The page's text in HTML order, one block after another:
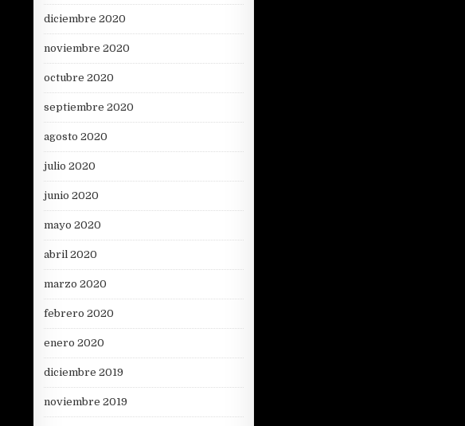
diciembre 2020
noviembre 2020
octubre 2020
septiembre 2020
agosto 2020
julio 2020
junio 2020
mayo 2020
abril 2020
marzo 2020
febrero 2020
enero 2020
diciembre 2019
noviembre 2019